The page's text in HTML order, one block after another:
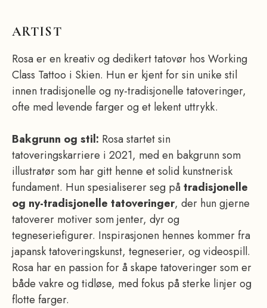
ARTIST
Rosa er en kreativ og dedikert tatovør hos Working
Class Tattoo i Skien. Hun er kjent for sin unike stil
innen tradisjonelle og ny-tradisjonelle tatoveringer,
ofte med levende farger og et lekent uttrykk.
Bakgrunn og stil: Rosa startet sin
tatoveringskarriere i 2021, med en bakgrunn som
illustratør som har gitt henne et solid kunstnerisk
fundament. Hun spesialiserer seg påtradisjonelle
og ny-tradisjonelle tatoveringer, der hun gjerne
tatoverer motiver som jenter, dyr og
tegneseriefigurer. Inspirasjonen hennes kommer fra
japansk tatoveringskunst, tegneserier, og videospill.
Rosa har en passion for å skape tatoveringer som er
både vakre og tidløse, med fokus på sterke linjer og
flotte farger.